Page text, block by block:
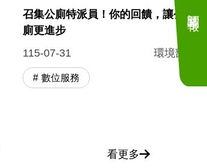
召集公廁特派員！你的回饋，讓公
廁更進步
115-07-31
環境部
數位服務
看更多